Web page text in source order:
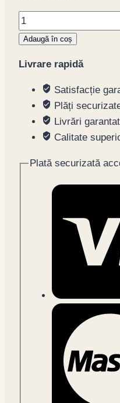
Cantitate
Inari
foi
marinate
buc
Adaugă în coș
Livrare rapidă
Satisfacție
Plăți
Livrări
Calitate
Plată securizată